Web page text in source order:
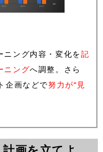
ニング内容・変化を記
ニングへ調整。さら
企画などで努力が“見